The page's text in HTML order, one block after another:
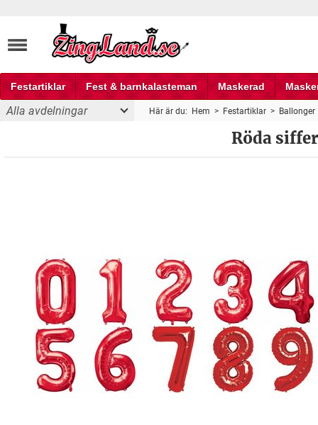
Festartiklar Fest & barnkalasteman Maskerad
Fest och partyprylar
Alla avdelningar Här är du: Hem > Festartiklar > Ballonger
Röda